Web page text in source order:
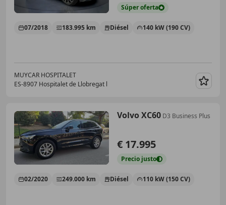
Súperoferta
07/2018 183.995 km Diésel 140 kW (190 CV)
MUYCAR HOSPITALET
ES-8907 Hospitalet de Llobregat l
Volvo XC60 D3 Business Plus
€ 17.995
Precio justo
02/2020 249.000 km Diésel 110 kW (150 CV)